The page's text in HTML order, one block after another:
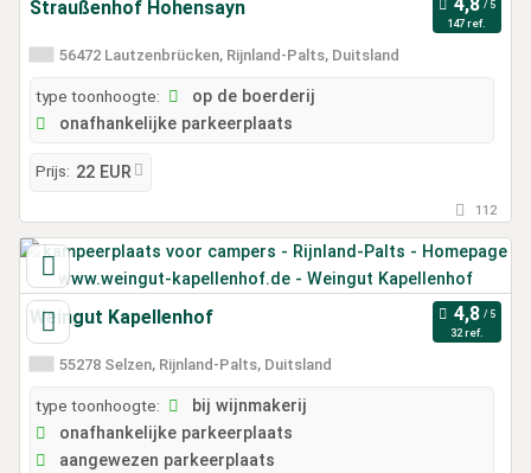
Straußenhof Hohensayn
147 ref.
56472 Lautzenbrücken, Rijnland-Palts, Duitsland
type toonhoogte:
op de boerderij
onafhankelijke parkeerplaats
Prijs: 22 EUR
112
Weingut Kapellenhof
32 ref.
55278 Selzen, Rijnland-Palts, Duitsland
type toonhoogte:
bij wijnmakerij
onafhankelijke parkeerplaats
aangewezen parkeerplaats